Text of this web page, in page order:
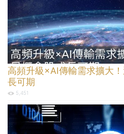
高頻升級×AI傳輸需求擴大
長可期
5,451